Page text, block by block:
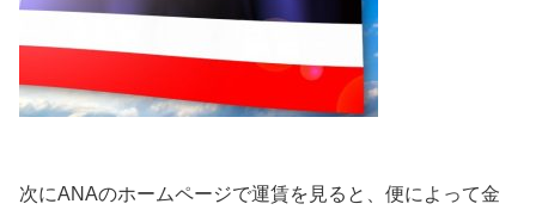
次にANAのホームページで運賃を見ると、便によって金